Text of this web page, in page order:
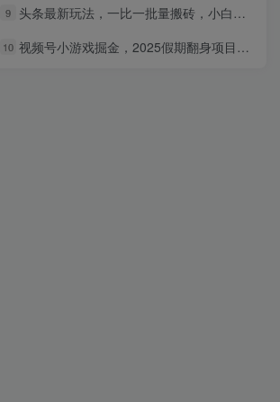
9 头条最新玩法，一比一批量搬砖，小白轻松日入1000+
10 视频号小游戏掘金，2025假期翻身项目不露脸，小白上手快